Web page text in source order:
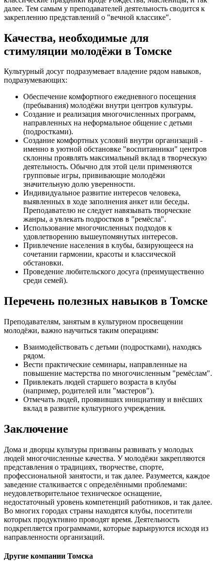
далее. Тем самым у преподавателей деятельность сводится к
закреплению представлений о "вечной классике".
Качества, необходимые для
стимуляции молодёжи в Томске
Культурный досуг подразумевает владение рядом навыков,
подразумевающих:
Обеспечение комфортного ежедневного посещения
(пребывания) молодёжи внутри центров культуры.
Создание и реализация многочисленных программ,
направленных на неформальное общение с детьми
(подростками).
Создание комфортных условий внутри организаций -
именно в уютной обстановке "воспитанники" центров
склонны проявлять максимальный вклад в творческую
деятельность. Обычно для этой цели применяются
групповые игры, прививающие молодёжи
значительную долю уверенности.
Индивидуальное развитие интересов человека,
выявленных в ходе заполнения анкет или беседы.
Преподавателю не следует навязывать творческие
жанры, а увлекать подростков в "ремёсла".
Использование многочисленных подходов к
удовлетворению вышеупомянутых интересов.
Привлечение населения в клубы, базирующееся на
сочетании гармонии, красоты и классической
обстановки.
Проведение любительского досуга (преимущественно
среди семей).
Перечень полезных навыков в Томске
Преподавателям, занятым в культурном просвещении
молодёжи, важно научиться таким операциям:
Взаимодействовать с детьми (подростками), находясь
рядом.
Вести практические семинары, направленные на
повышение мастерства по многочисленным "ремёслам".
Привлекать людей старшего возраста в клубы
(например, родителей или "мастеров").
Отмечать людей, проявивших инициативу и внёсших
вклад в развитие культурного учреждения.
Заключение
Дома и дворцы культуры призваны развивать у молодых
людей многочисленные качества. У молодёжи закрепляются
представления о традициях, творчестве, спорте,
профессиональной занятости, и так далее. Разумеется, каждое
заведение сталкивается с определёнными проблемами:
неудовлетворительное техническое оснащение,
недостаточный уровень компетенций работников, и так далее.
Во многих городах страны находятся клубы, посетители
которых продуктивно проводят время. Деятельность
подкрепляется программами, которые варьируются исходя из
направленности организаций.
Другие компании Томска